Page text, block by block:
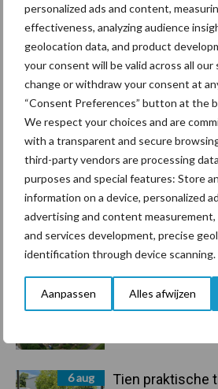
personalized ads and content,
effectiveness, analyzing audience
geolocation data, and product
your consent will be valid across all our
change or withdraw your consent at
“Consent Preferences” button at the
We respect your choices and are
with a transparent and secure
third-party vendors are processing
purposes and special features: Store
information on a device, personalized
advertising and content measurement,
and services development, precise
identification through device scanning.
Aanpassen Alles afwijzen
Primaire
Sidebar
Recent nieuws
7 aug
droogte en
handel in de
7 aug
De speenhuid:
onderschatte
mastitis
6 aug
ForFarmers
6 aug
Tien praktische
Toon meer